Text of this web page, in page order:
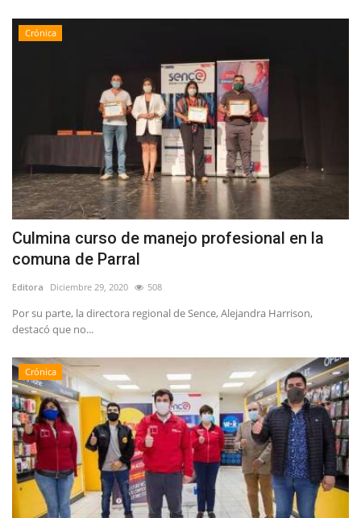
Crónica
Culmina curso de manejo profesional en la
comuna de Parral
Editora Diciembre 29, 2020 508
Por su parte, la directora regional de Sence, Alejandra Harrison,
destacó que no...
Crónica